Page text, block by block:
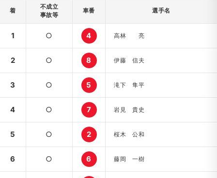
着
不成立
事故等
車番 選手名
1 ○ 4 高林 亮
2 ○ 8 伊藤 信夫
3 ○ 5 滝下 隼平
4 ○ 7 岩見 貴史
5 ○ 2 桜木 公和
6 ○ 6 藤岡 一樹